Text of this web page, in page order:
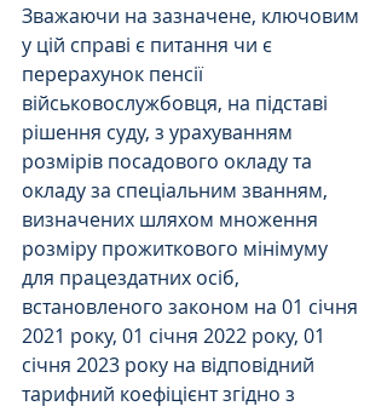
Зважаючи на зазначене, ключовим
у цій справі є питання чи є
перерахунок пенсії
військовослужбовця, на підставі
рішення суду, з урахуванням
розмірів посадового окладу та
окладу за спеціальним званням,
визначених шляхом множення
розміру прожиткового мінімуму
для працездатних осіб,
встановленого законом на 01 січня
2021 року, 01 січня 2022 року, 01
січня 2023 року на відповідний
тарифний коефіцієнт згідно з